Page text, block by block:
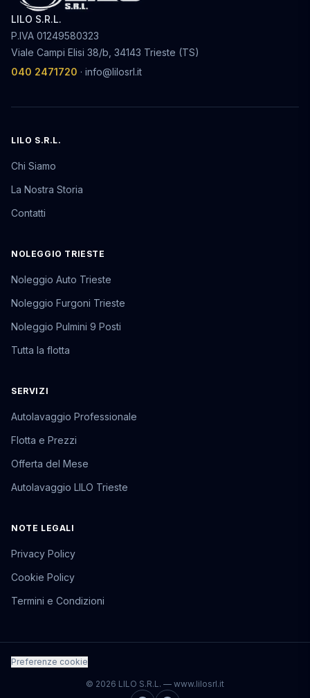
LILO S.R.L.
P.IVA 01249580323
Viale Campi Elisi 38/b, 34143 Trieste (TS)
040 2471720 · info@lilosrl.it
LILO S.R.L.
Chi Siamo
La Nostra Storia
Contatti
NOLEGGIO TRIESTE
Noleggio Auto Trieste
Noleggio Furgoni Trieste
Noleggio Pulmini 9 Posti
Tutta la flotta
SERVIZI
Autolavaggio Professionale
Flotta e Prezzi
Offerta del Mese
Autolavaggio LILO Trieste
NOTE LEGALI
Privacy Policy
Cookie Policy
Termini e Condizioni
Preferenze cookie
© 2026 LILO S.R.L. — www.lilosrl.it